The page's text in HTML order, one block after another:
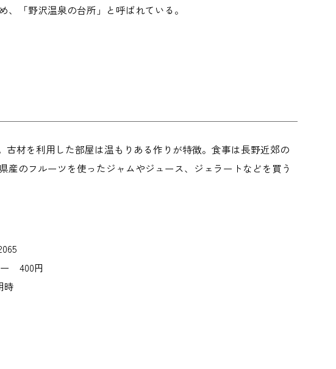
「野沢温泉の台所」と呼ばれている。
材を利用した部屋は温もりある作りが特徴。食事は長野近郊の
のフルーツを使ったジャムやジュース、ジェラートなどを買う
ー 400円
時